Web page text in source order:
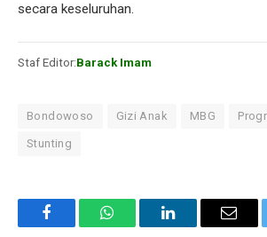
secara keseluruhan.
Staf Editor:Barack Imam
Bondowoso Gizi Anak MBG
Stunting
FacebookWhatsAppLinkedInEmail